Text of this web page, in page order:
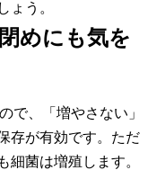
ょう。
めにも気を
で、「増やさない」
存が有効です。ただ
細菌は増殖します。